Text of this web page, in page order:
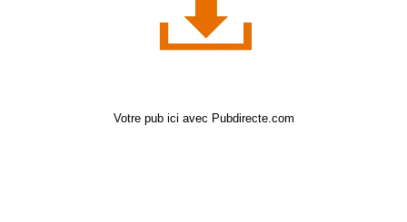
Votre pub ici avec Pubdirecte.com